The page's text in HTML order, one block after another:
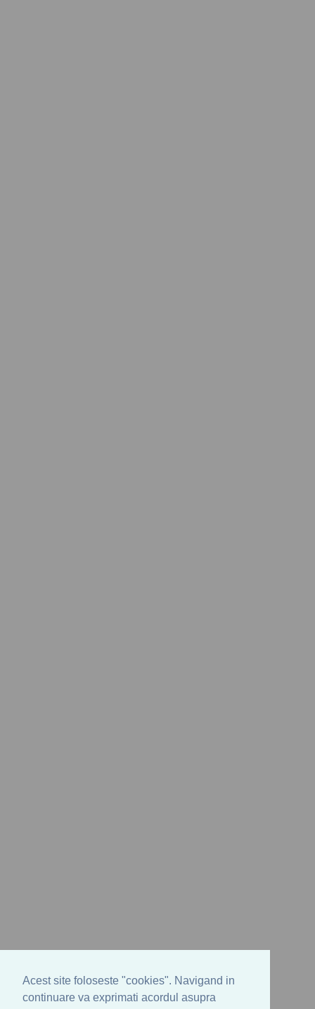
Acest site foloseste "cookies". Navigand in
continuare va exprimati acordul asupra